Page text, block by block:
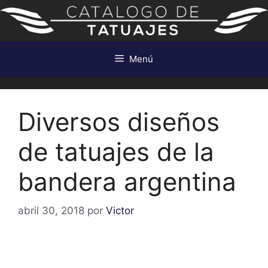
Saltar
contenido
Menú
Diversos diseños
de tatuajes de la
bandera argentina
abril 30, 2018 por Victor